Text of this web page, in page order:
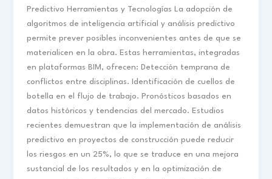
Predictivo Herramientas y Tecnologías La adopción de
algoritmos de inteligencia artificial y análisis predictivo
permite prever posibles inconvenientes antes de que se
materialicen en la obra. Estas herramientas, integradas
en plataformas BIM, ofrecen: Detección temprana de
conflictos entre disciplinas. Identificación de cuellos de
botella en el flujo de trabajo. Pronósticos basados en
datos históricos y tendencias del mercado. Estudios
recientes demuestran que la implementación de análisis
predictivo en proyectos de construcción puede reducir
los riesgos en un 25%, lo que se traduce en una mejora
sustancial de los resultados y en la optimización de